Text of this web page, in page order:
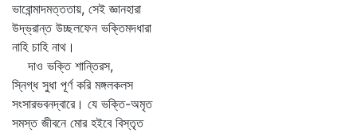
ভাবোন্মাদমত্ততায়, সেই জ্ঞানহারা
উদ্‌ভ্রান্ত উচ্ছলফেন ভক্তিমদধারা
নাহি চাহি নাথ।
দাও ভক্তি শান্তিরস,
স্নিগ্ধ সুধা পূর্ণ করি মঙ্গলকলস
সংসারভবনদ্বারে। যে ভক্তি-অমৃত
সমস্ত জীবনে মোর হইবে বিস্তৃত